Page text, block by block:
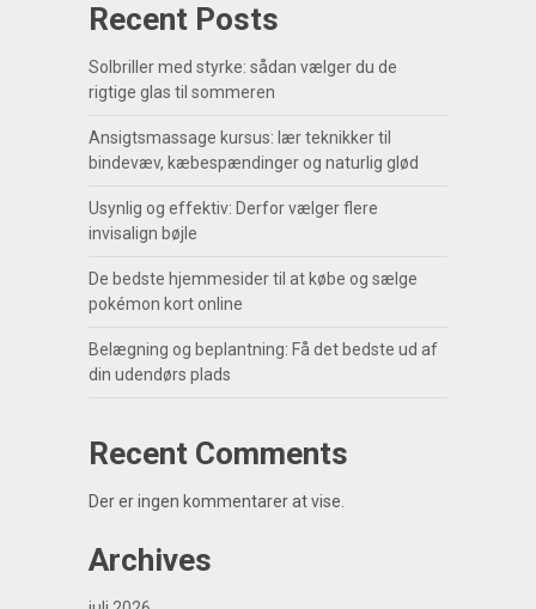
Recent Posts
Solbriller med styrke: sådan vælger du de
rigtige glas til sommeren
Ansigtsmassage kursus: lær teknikker til
bindevæv, kæbespændinger og naturlig glød
Usynlig og effektiv: Derfor vælger flere
invisalign bøjle
De bedste hjemmesider til at købe og sælge
pokémon kort online
Belægning og beplantning: Få det bedste ud af
din udendørs plads
Recent Comments
Der er ingen kommentarer at vise.
Archives